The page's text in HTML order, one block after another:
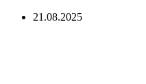
21.08.2025